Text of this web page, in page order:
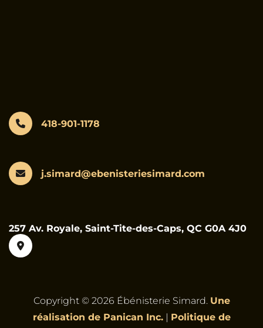
418-901-1178
j.simard@ebenisteriesimard.com
257 Av. Royale, Saint-Tite-des-Caps, QC G0A 4J0
Copyright © 2026 Ébénisterie Simard. Une
réalisation de Panican Inc.| Politique de